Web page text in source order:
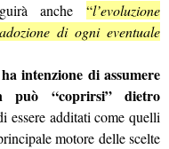
anche “l’evoluzione
di ogni eventuale
intenzione di assumere
può “coprirsi” dietro
essere additati come quelli
motore delle scelte